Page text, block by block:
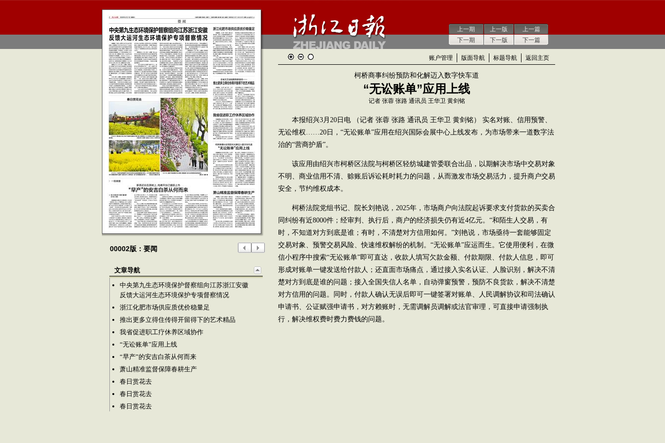
上一期
下一期
上一版
下一版
上一篇
下一篇
00002版：要闻
文章导航
中央第九生态环境保护督察组向江苏浙江安徽
反馈大运河生态环境保护专项督察情况
浙江化肥市场供应质优价稳量足
推出更多立得住传得开留得下的艺术精品
我省促进职工疗休养区域协作
“无讼账单”应用上线
“早产”的安吉白茶从何而来
萧山精准监督保障春耕生产
春日赏花去
春日赏花去
春日赏花去
账户管理 版面导航 标题导航 返回主页
柯桥商事纠纷预防和化解迈入数字快车道
“无讼账单”应用上线
记者 张蓉 张路 通讯员 王华卫 黄剑铭
本报绍兴3月20日电 （记者 张蓉 张路 通讯员 王华卫 黄剑铭） 实名对账、信用预警、
无讼维权……20日，“无讼账单”应用在绍兴国际会展中心上线发布，为市场带来一道数字法
治的“营商护盾”。
该应用由绍兴市柯桥区法院与柯桥区轻纺城建管委联合出品，以期解决市场中交易对象
不明、商业信用不清、赊账后诉讼耗时耗力的问题，从而激发市场交易活力，提升商户交易
安全，节约维权成本。
柯桥法院党组书记、院长刘艳说，2025年，市场商户向法院起诉要求支付货款的买卖合
同纠纷有近8000件；经审判、执行后，商户的经济损失仍有近4亿元。“和陌生人交易，有
时，不知道对方到底是谁；有时，不清楚对方信用如何。”刘艳说，市场亟待一套能够固定
交易对象、预警交易风险、快速维权解纷的机制。“无讼账单”应运而生。它使用便利，在微
信小程序中搜索“无讼账单”即可直达，收款人填写欠款金额、付款期限、付款人信息，即可
形成对账单一键发送给付款人；还直面市场痛点，通过接入实名认证、人脸识别，解决不清
楚对方到底是谁的问题；接入全国失信人名单，自动弹窗预警，预防不良货款，解决不清楚
对方信用的问题。同时，付款人确认无误后即可一键签署对账单、人民调解协议和司法确认
申请书、公证赋强申请书，对方赖账时，无需调解员调解或法官审理，可直接申请强制执
行，解决维权费时费力费钱的问题。